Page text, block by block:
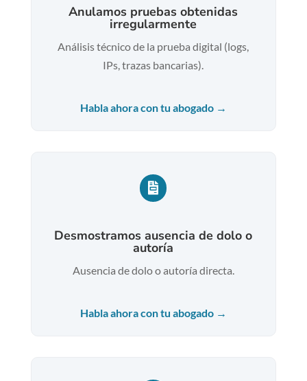
Anulamos pruebas obtenidas
irregularmente
Análisis técnico de la prueba digital (logs,
IPs, trazas bancarias).
Habla ahora con tu abogado →

Desmostramos ausencia de dolo o
autoría
Ausencia de dolo o autoría directa.
Habla ahora con tu abogado →